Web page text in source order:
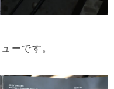
ーです。